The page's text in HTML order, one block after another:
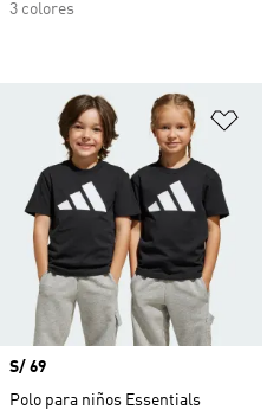
3 colores
Precio
S/ 69
Polo para niños Essentials